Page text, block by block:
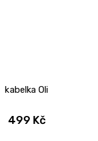
kabelka Oli
499 Kč